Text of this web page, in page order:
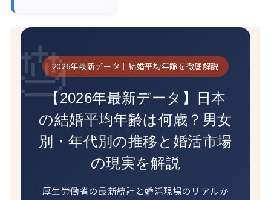
2026年最新データ｜結婚平均年齢を徹底解説
【2026年最新データ】日本
の結婚平均年齢は何歳？男女
別・年代別の推移と婚活市場
の現実を解説
厚生労働省の最新統計と婚活現場のリアルか